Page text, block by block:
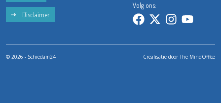
Disclaimer
Volg ons:
© 2026 - Schiedam24 Crealisatie doorThe MindOffice